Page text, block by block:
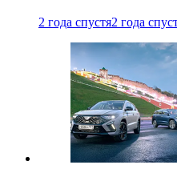
2 года спустя2 года